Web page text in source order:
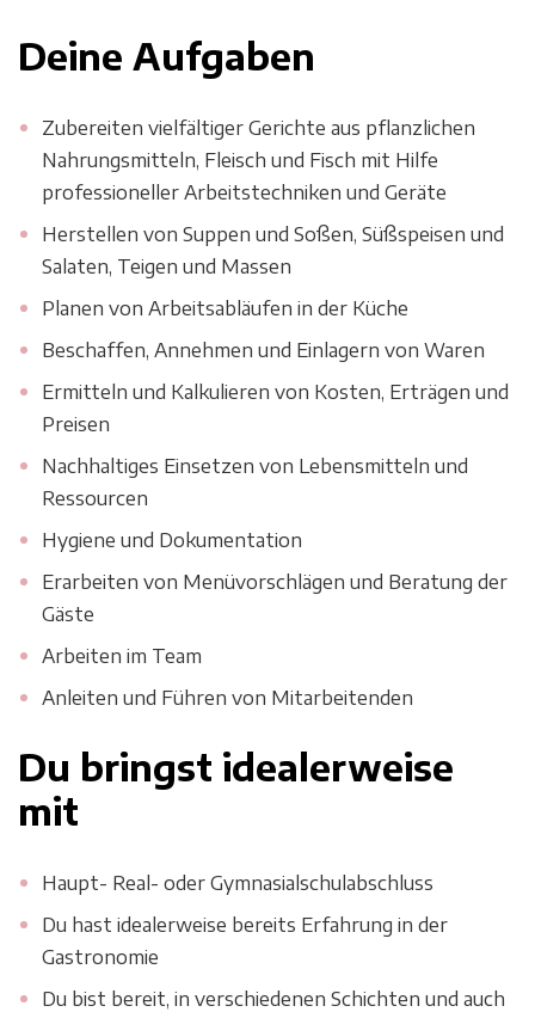
Deine Aufgaben
Zubereiten vielfältiger Gerichte aus pflanzlichen
Nahrungsmitteln, Fleisch und Fisch mit Hilfe
professioneller Arbeitstechniken und Geräte
Herstellen von Suppen und Soßen, Süßspeisen und
Salaten, Teigen und Massen
Planen von Arbeitsabläufen in der Küche
Beschaffen, Annehmen und Einlagern von Waren
Ermitteln und Kalkulieren von Kosten, Erträgen und
Preisen
Nachhaltiges Einsetzen von Lebensmitteln und
Ressourcen
Hygiene und Dokumentation
Erarbeiten von Menüvorschlägen und Beratung der
Gäste
Arbeiten im Team
Anleiten und Führen von Mitarbeitenden
Du bringst idealerweise
mit
Haupt- Real- oder Gymnasialschulabschluss
Du hast idealerweise bereits Erfahrung in der
Gastronomie
Du bist bereit, in verschiedenen Schichten und auch